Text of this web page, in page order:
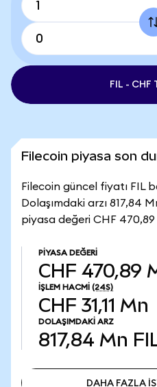
FIL - CHF
Filecoin piyasa son
Filecoin güncel fiyatı FIL
Dolaşımdaki arzı 817,84
piyasa değeri CHF 470,89
PIYASA DEĞERI
CHF 470,89
İŞLEM HACMI (24S)
CHF 31,11 Mn
DOLAŞIMDAKI ARZ
817,84 Mn
DAHA FAZLA